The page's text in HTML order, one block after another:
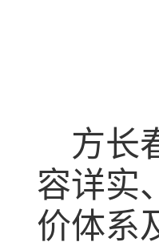
方长
容详实
价体系